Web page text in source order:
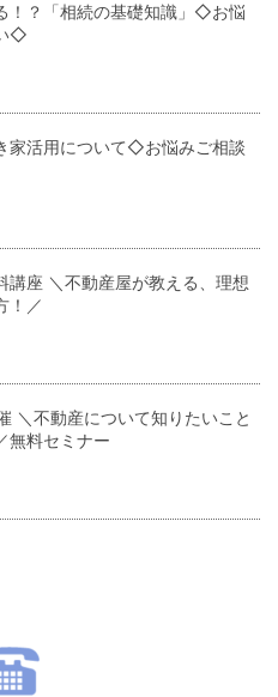
！？「相続の基礎知識」◇お悩
◇
家活用について◇お悩みご相談
講座 ＼不動産屋が教える、理想
！／
＼不動産について知りたいこと
無料セミナー